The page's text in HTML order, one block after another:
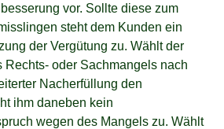
vor. Sollte diese zum
steht dem Kunden ein
der Vergütung zu. Wählt der
Rechts- oder Sachmangels nach
Nacherfüllung den
ihm daneben kein
wegen des Mangels zu. Wählt